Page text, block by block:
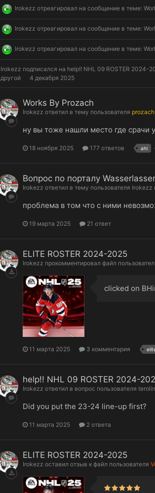
Irokezz отреагировал на сообщение в теме:
Irokezz отреагировал на сообщение в теме:
Irokezz отреагировал на сообщение в теме:
Irokezz подписался на help!! NHL 09 ROSTER 2024-
другой
4 декабря 2025
Works By Prozach
Irokezz ответил в тему пользователя prozach
ну вы тоже нашли место где срачи
18 ноября 2025 177 ответов ahl
Вопрос по порталу Wasserlasser
Irokezz ответил в тему пользователя Irokezz
проблема в том что с ними
19 марта 2025 21 ответ
ELITE ROSTER 2024-2025
Irokezz прокомментировал файл
clicked on
11 марта 2025 3 комментария
help!! NHL 09 ROSTER 2024-
Irokezz ответил в вопрос пользователя
Did you put the 23-24 line-up first?
11 марта 2025 2 ответа
ELITE ROSTER 2024-2025
Irokezz оставил отзыв к файл пользователя